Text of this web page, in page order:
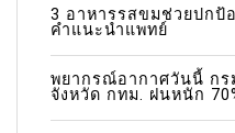
3 อาหารรสขมช่วยปกป้
คำแนะนำแพทย์
พยากรณ์อากาศวันนี้ กร
จังหวัด กทม. ฝนหนัก